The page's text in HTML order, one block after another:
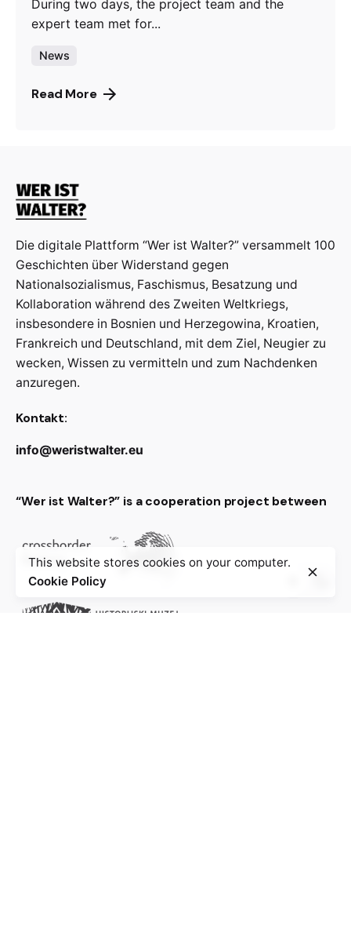
During two days, the project team and the
expert team met for...
News
Read More
Die digitale Plattform “Wer ist Walter?” versammelt 100
Geschichten über Widerstand gegen
Nationalsozialismus, Faschismus, Besatzung und
Kollaboration während des Zweiten Weltkriegs,
insbesondere in Bosnien und Herzegowina, Kroatien,
Frankreich und Deutschland, mit dem Ziel, Neugier zu
wecken, Wissen zu vermitteln und zum Nachdenken
anzuregen.
Kontakt:
info@weristwalter.eu
“Wer ist Walter?” is a cooperation project between
This website stores cookies on your computer.
Cookie Policy